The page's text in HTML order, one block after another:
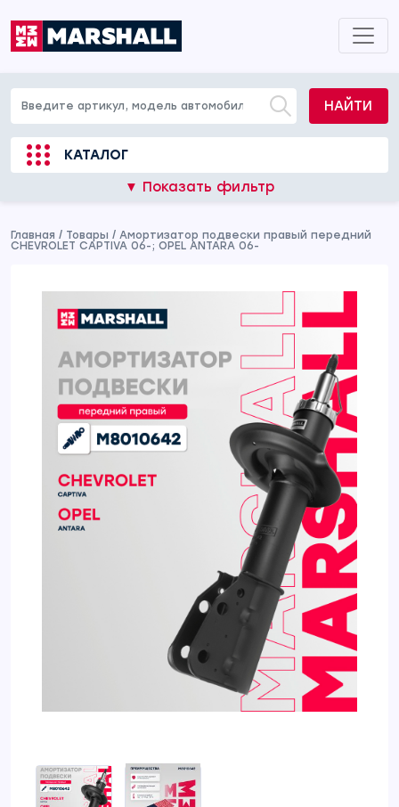
НАЙТИ
КАТАЛОГ
▼ Показать фильтр
Главная / Товары / Амортизатор подвески правый передний
CHEVROLET CAPTIVA 06-; OPEL ANTARA 06-